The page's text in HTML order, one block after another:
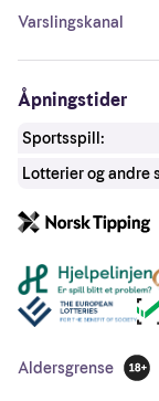
Varslingskanal
Åpningstider
Sportsspill:
Lotterier og andre
Andre lenker
Aldersgrense
18 år